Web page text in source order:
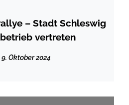
– Stadt Schleswig
vertreten
9. Oktober 2024